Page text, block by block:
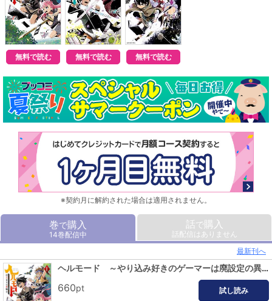
無料で読む 無料で読む 無料で読む
※契約月に解約された場合は適用されません。
巻で購入
14巻配信中
話で購入
話配信はありません
最新刊へ
ヘルモード ～やり込み好きのゲーマーは廃設定の異世界で無双する～はじまりの召喚士１
660pt 試し読み